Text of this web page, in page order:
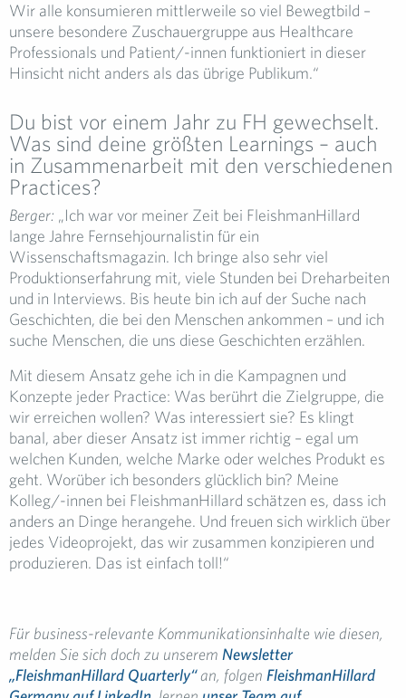
Wir alle konsumieren mittlerweile so viel Bewegtbild –
unsere besondere Zuschauergruppe aus Healthcare
Professionals und Patient/-innen funktioniert in dieser
Hinsicht nicht anders als das übrige Publikum.“
Du bist vor einem Jahr zu FH gewechselt.
Was sind deine größten Learnings – auch
in Zusammenarbeit mit den verschiedenen
Practices?
Berger: „Ich war vor meiner Zeit bei FleishmanHillard
lange Jahre Fernsehjournalistin für ein
Wissenschaftsmagazin. Ich bringe also sehr viel
Produktionserfahrung mit, viele Stunden bei Dreharbeiten
und in Interviews. Bis heute bin ich auf der Suche nach
Geschichten, die bei den Menschen ankommen – und ich
suche Menschen, die uns diese Geschichten erzählen.
Mit diesem Ansatz gehe ich in die Kampagnen und
Konzepte jeder Practice: Was berührt die Zielgruppe, die
wir erreichen wollen? Was interessiert sie? Es klingt
banal, aber dieser Ansatz ist immer richtig – egal um
welchen Kunden, welche Marke oder welches Produkt es
geht. Worüber ich besonders glücklich bin? Meine
Kolleg/-innen bei FleishmanHillard schätzen es, dass ich
anders an Dinge herangehe. Und freuen sich wirklich über
jedes Videoprojekt, das wir zusammen konzipieren und
produzieren. Das ist einfach toll!“
Für business-relevante Kommunikationsinhalte wie diesen,
melden Sie sich doch zu unserem Newsletter
„FleishmanHillard Quarterly“an, folgen FleishmanHillard